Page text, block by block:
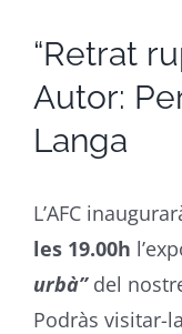
“Retrat
Autor:
Langa
L’AFC
les 19.00h
urbà”del
Podràs visitar-la